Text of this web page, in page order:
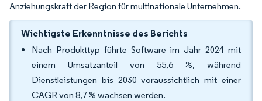
Anziehungskraft der Region für multinationale Unternehmen.
Wichtigste Erkenntnisse des Berichts
Nach Produkttyp führte Software im Jahr 2024 mit
einem Umsatzanteil von 55,6 %, während
Dienstleistungen bis 2030 voraussichtlich mit einer
CAGR von 8,7 % wachsen werden.